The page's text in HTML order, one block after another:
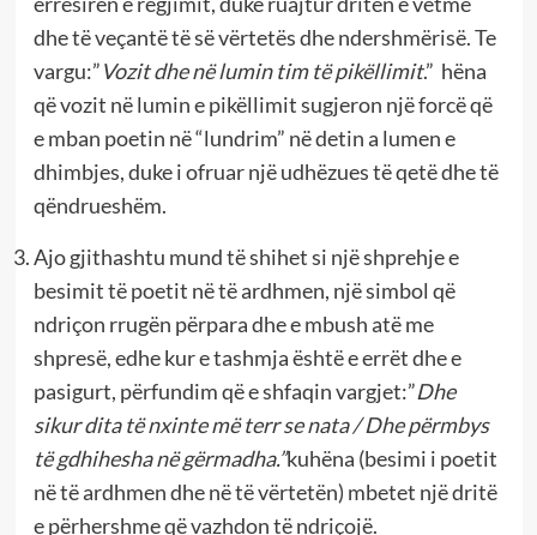
dhe të veçantë të së vërtetës dhe ndershmërisë. Te
vargu:”Vozit dhe në lumin tim të pikëllimit.” hëna
që vozit në lumin e pikëllimit sugjeron një forcë që
e mban poetin në “lundrim” në detin a lumen e
dhimbjes, duke i ofruar një udhëzues të qetë dhe të
qëndrueshëm.
Ajo gjithashtu mund të shihet si një shprehje e
besimit të poetit në të ardhmen, një simbol që
ndriçon rrugën përpara dhe e mbush atë me
shpresë, edhe kur e tashmja është e errët dhe e
pasigurt, përfundim që e shfaqin vargjet:”Dhe
sikur dita të nxinte më terr se nata / Dhe përmbys
të gdhihesha në gërmadha.”kuhëna (besimi i poetit
në të ardhmen dhe në të vërtetën) mbetet një dritë
e përhershme që vazhdon të ndriçojë.